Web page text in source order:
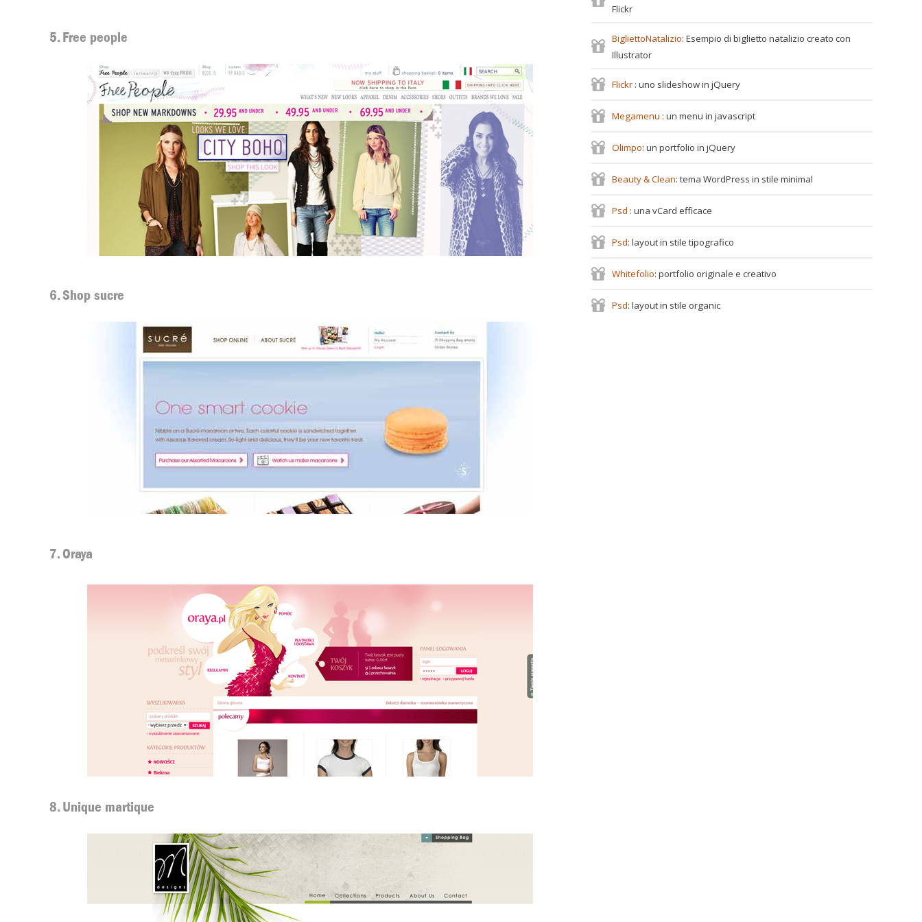
5. Free people
6. Shop sucre
7. Oraya
8. Unique martique
Flickr
BigliettoNatalizio: Esempio di biglietto natalizio creato con
Illustrator
Flickr : uno slideshow in jQuery
Megamenu : un menu in javascript
Olimpo: un portfolio in jQuery
Beauty & Clean: tema WordPress in stile minimal
Psd : una vCard efficace
Psd: layout in stile tipografico
Whitefolio: portfolio originale e creativo
Psd: layout in stile organic